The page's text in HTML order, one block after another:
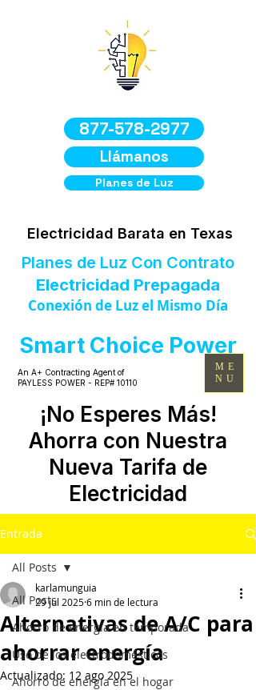
877-578-2977
Smart Choice Power
¡No Esperes Más!
Ahorra con Nuestra
Nueva Tarifa de
Electricidad
Electricidad Barata en Texas
An A+ Contracting Agent of
PAYLESS POWER - REP# 10110
Llámanos
Planes de Luz
Planes de Luz Con Contrato
Electricidad Prepagada
Conexión de Luz el Mismo Día
ME
NU
Entrada
All Posts
Ahorro de energía en temporada
Uso de los electrodomésticos
Ahorro de energía en el hogar
All Posts
Alternativas de A/C para
ahorrar energía
karlamunguia
29 jul 20256 min de lectura
Actualizado: 12 ago 2025